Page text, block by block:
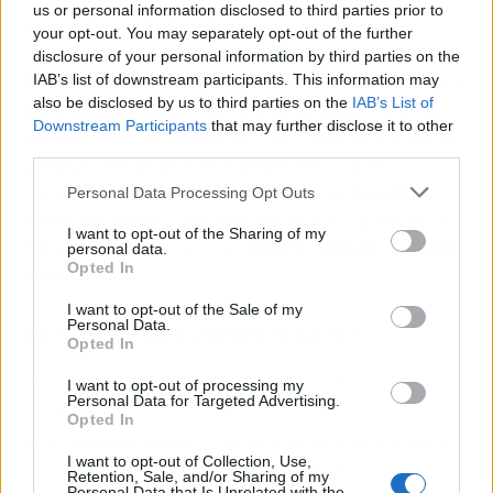
us or personal information disclosed to third parties prior to
your opt-out. You may separately opt-out of the further
disclosure of your personal information by third parties on the
IAB’s list of downstream participants. This information may
also be disclosed by us to third parties on the IAB’s List of
Downstream Participants that may further disclose it to other
Personal Data Processing Opt Outs
I want to opt-out of the Sharing of my
personal data.
Opted In
I want to opt-out of the Sale of my
Personal Data.
Opted In
I want to opt-out of processing my
Personal Data for Targeted Advertising.
Opted In
I want to opt-out of Collection, Use,
Retention, Sale, and/or Sharing of my
que no hace falta gritar.
Rocío Carrasco insiste en que ella está contenta
y orgullosa. 'Es que no te puedo decir otra cosa',
remató. Pero el verdadero test será esta noche,
cuando Movistar Plus+ libere los cuatro
capítulos. El show, la polémica y las lágrimas
Jurado era la línea roja,todo lo demás es papel
mojado.
El chisme en 3 claves (TL;DR)
¿Quiénes son los protagonistas?Rocío Carrasco, hija de
Rocío Jurado, y el director Alexis Morante.
callarse nada, ni siquiera los trapos sucios de la familia,